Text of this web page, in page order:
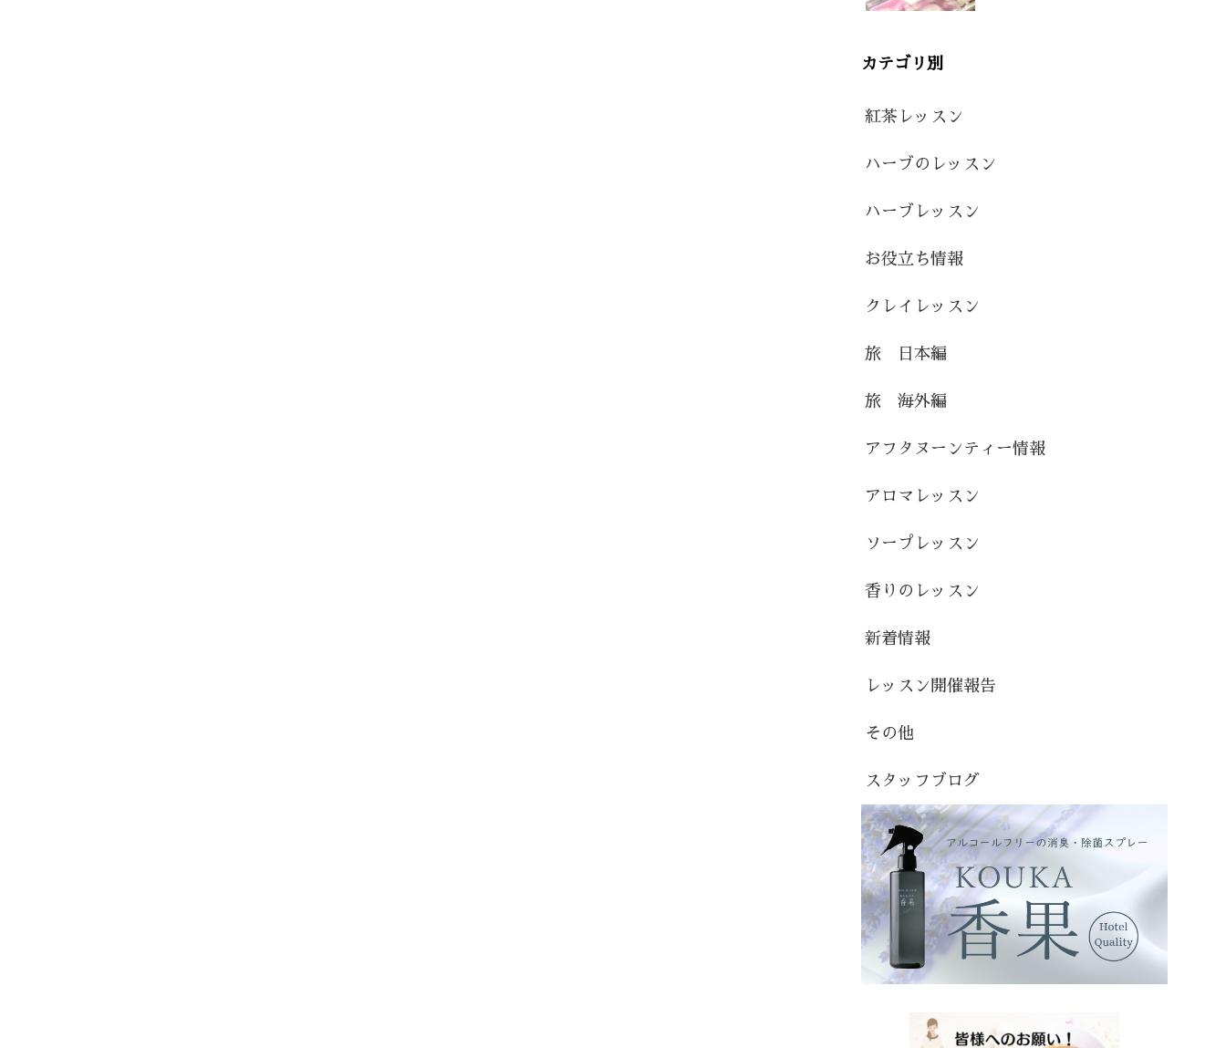
カテゴリ別
紅茶レッスン
ハーブのレッスン
ハーブレッスン
お役立ち情報
クレイレッスン
旅 日本編
旅 海外編
アフタヌーンティー情報
アロマレッスン
ソープレッスン
香りのレッスン
新着情報
レッスン開催報告
その他
スタッフブログ